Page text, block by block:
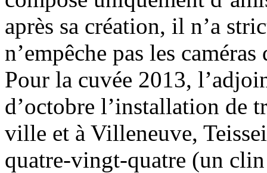
après sa création, il n’a
n’empêche pas les
Pour la cuvée 2013,
d’octobre l’installation de
ville et à Villeneuve,
quatre-vingt-quatre (un